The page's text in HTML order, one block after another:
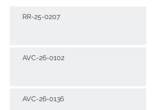
RR-25-0207
AVC-26-0102
AVC-26-0136